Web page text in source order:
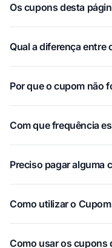
Os cupons desta
Qual a diferença entre
Por que o cupom não
Com que frequência
Preciso pagar alguma
Como utilizar o
Como usar os cupons